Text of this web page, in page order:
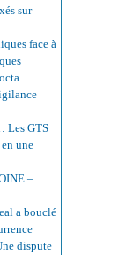
sur
face à
Les GTS
une
–
a bouclé
dispute